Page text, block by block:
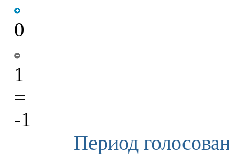
0
1
=
-1
Период